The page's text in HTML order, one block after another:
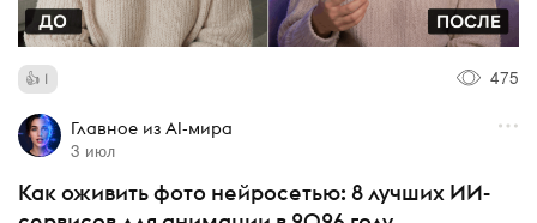
1 475
Главное из AI-мира
3 июл
Как оживить фото нейросетью: 8 лучших ИИ-